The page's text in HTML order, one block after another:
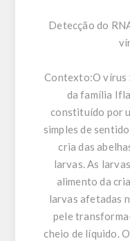
Detecção do
Contexto:O vírus
da família
constituído por
simples de
cria das
larvas. As
alimento da
larvas afetadas
pele
cheio de líquido.